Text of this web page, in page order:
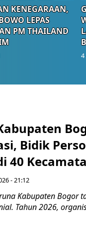
KENEGARAAN,
LEPAS
PM THAILAND
4
Bidik
40
- 21:12
Kabupaten
Tahun 2026,